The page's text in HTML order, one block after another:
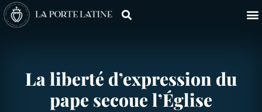
La liberté d’expression du
pape secoue l’Église